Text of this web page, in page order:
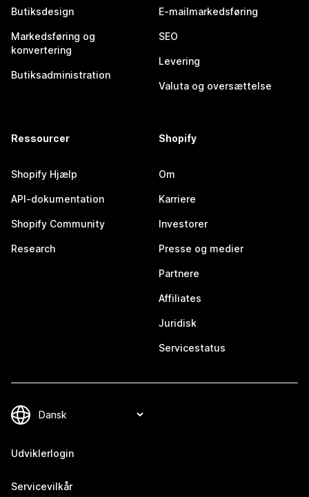
Butiksdesign
Markedsføring og
konvertering
Butiksadministration
E-mailmarkedsføring
SEO
Levering
Valuta og oversættelse
Ressourcer
Shopify Hjælp
API-dokumentation
Shopify Community
Research
Shopify
Om
Karriere
Investorer
Presse og medier
Partnere
Affiliates
Juridisk
Servicestatus
Udviklerlogin
Servicevilkår